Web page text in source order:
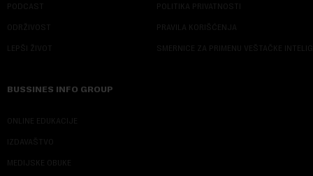
PODCAST
ODRŽIVOST
LEPŠI ŽIVOT
POLITIKA PRIVATNOSTI
PRAVILA KORIŠĆENJA
SMERNICE ZA PRIMENU VEŠTAČKE
BUSSINES INFO GROUP
ONLINE EDUKACIJE
IZDAVAŠTVO
MEDIJSKE OBUKE